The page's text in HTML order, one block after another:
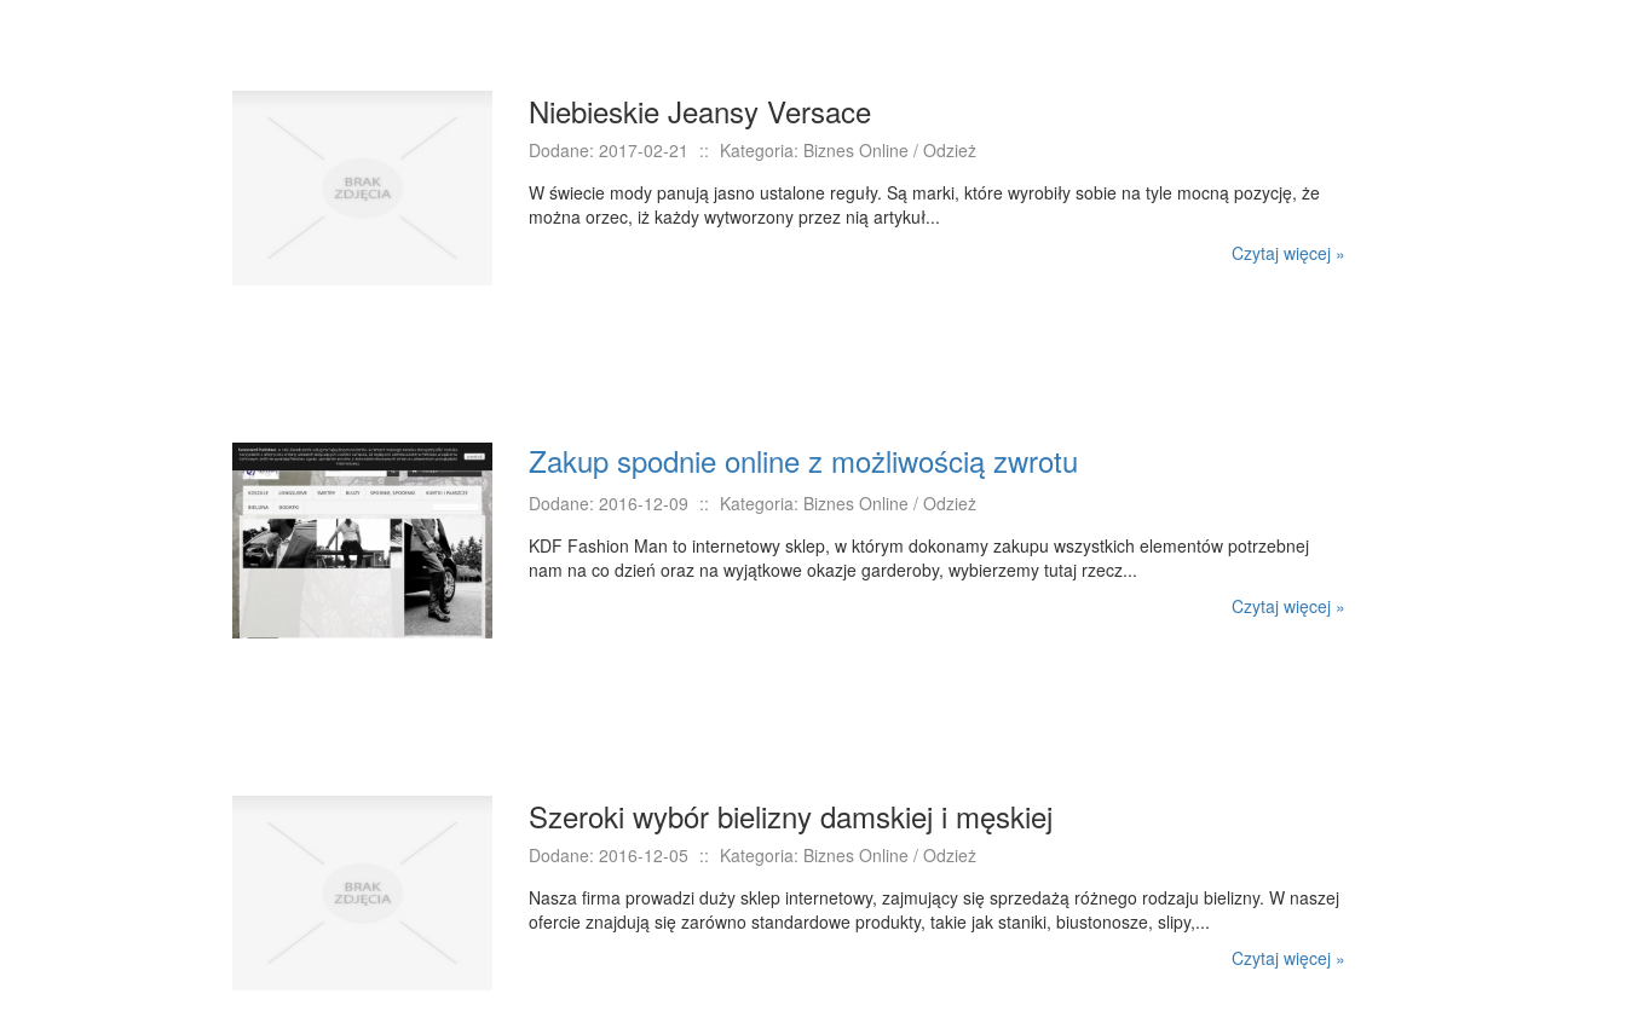
Niebieskie Jeansy Versace
Dodane: 2017-02-21 :: Kategoria: Biznes Online / Odzież
W świecie mody panują jasno ustalone reguły. Są marki, które wyrobiły sobie na tyle mocną pozycję, że
można orzec, iż każdy wytworzony przez nią artykuł...
Czytaj więcej »
Zakup spodnie online z możliwością zwrotu
Dodane: 2016-12-09 :: Kategoria: Biznes Online / Odzież
KDF Fashion Man to internetowy sklep, w którym dokonamy zakupu wszystkich elementów potrzebnej
nam na co dzień oraz na wyjątkowe okazje garderoby, wybierzemy tutaj rzecz...
Czytaj więcej »
Szeroki wybór bielizny damskiej i męskiej
Dodane: 2016-12-05 :: Kategoria: Biznes Online / Odzież
Nasza firma prowadzi duży sklep internetowy, zajmujący się sprzedażą różnego rodzaju bielizny. W naszej
ofercie znajdują się zarówno standardowe produkty, takie jak staniki, biustonosze, slipy,...
Czytaj więcej »